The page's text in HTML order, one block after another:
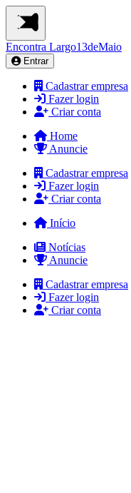
Encontra Largo13deMaio
Entrar
Cadastrar empresa
Fazer login
Criar conta
Home
Anuncie
Cadastrar empresa
Fazer login
Criar conta
Início
Notícias
Anuncie
Cadastrar empresa
Fazer login
Criar conta